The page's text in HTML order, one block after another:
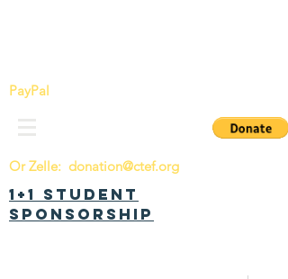
PayPal
Or Zelle: donation@ctef.org
1+1 Student
Sponsorship